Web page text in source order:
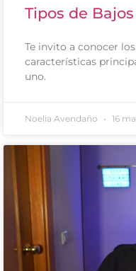
Tipos de Bajos
Te invito a conocer
características
uno.
Noelia Avendaño 16